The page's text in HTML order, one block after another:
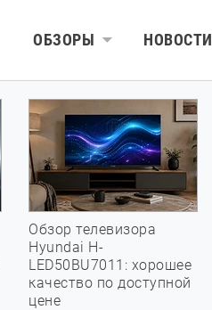
ОБЗОРЫ НОВОСТИ
Обзор телевизора
Hyundai H-
LED50BU7011: хорошее
качество по доступной
цене